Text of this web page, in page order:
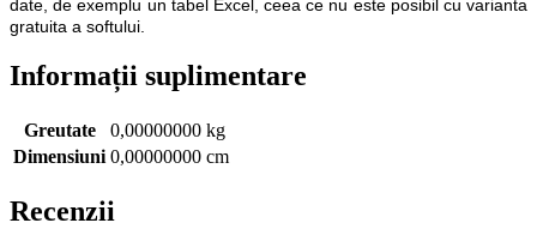
date, de exemplu un tabel Excel, ceea ce nu este posibil cu varianta
gratuita a softului.
Informații suplimentare
Greutate
0,00000000 kg
Dimensiuni 0,00000000 cm
Recenzii